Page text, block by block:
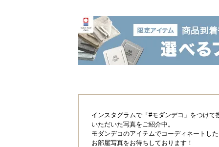
インスタグラムで「#モダンデコ」をつけて
いただいた写真をご紹介中。
モダンデコのアイテムでコーディネートし
お部屋写真をお待ちしております！